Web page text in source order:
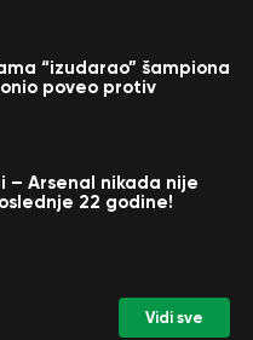
“izudarao” šampiona
poveo protiv
– Arsenal nikada nije
22 godine!
Vidi sve